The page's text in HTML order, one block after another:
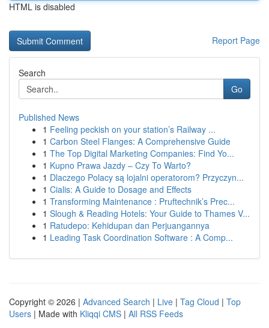
HTML is disabled
Report Page
Search
Go
Published News
1 Feeling peckish on your station’s Railway ...
1 Carbon Steel Flanges: A Comprehensive Guide
1 The Top Digital Marketing Companies: Find Yo...
1 Kupno Prawa Jazdy – Czy To Warto?
1 Dlaczego Polacy są lojalni operatorom? Przyczyn...
1 Cialis: A Guide to Dosage and Effects
1 Transforming Maintenance : Pruftechnik’s Prec...
1 Slough & Reading Hotels: Your Guide to Thames V...
1 Ratudepo: Kehidupan dan Perjuangannya
1 Leading Task Coordination Software : A Comp...
Copyright © 2026 | Advanced Search | Live | Tag Cloud | Top
Users | Made with Kliqqi CMS | All RSS Feeds